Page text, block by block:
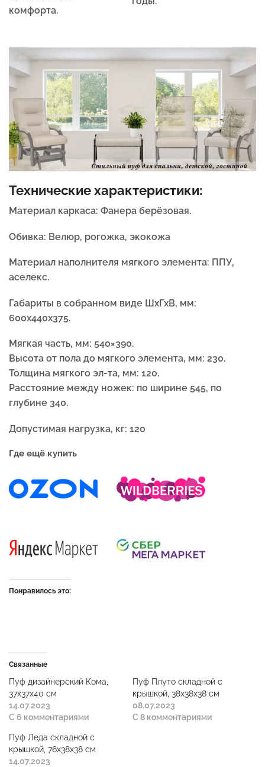
комфорта.
Технические характеристики:
Материал каркаса: Фанера берёзовая.
Обивка: Велюр, рогожка, экокожа
Материал наполнителя мягкого элемента: ППУ,
аселекс.
Габариты в собранном виде ШхГхВ, мм:
600x440x375.
Мягкая часть, мм: 540×390.
Высота от пола до мягкого элемента, мм: 230.
Толщина мягкого эл-та, мм: 120.
Расстояние между ножек: по ширине 545, по
глубине 340.
Допустимая нагрузка, кг: 120
Где ещё купить
Понравилось это:
Связанные
Пуф дизайнерский Кома,
37x37x40 см
14.07.2023
С 6 комментариями
Пуф Плуто складной с
крышкой, 38x38x38 см
08.07.2023
С 8 комментариями
Пуф Леда складной с
крышкой, 76x38x38 см
14.07.2023